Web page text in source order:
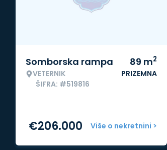
Somborska rampa
VETERNIK
ŠIFRA: #519816
89 m2
PRIZEMNA
Više o nekretnini >
€206.000